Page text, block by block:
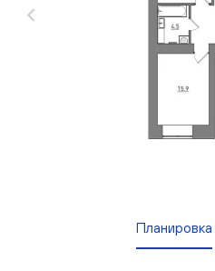
Вакансии
Планировка